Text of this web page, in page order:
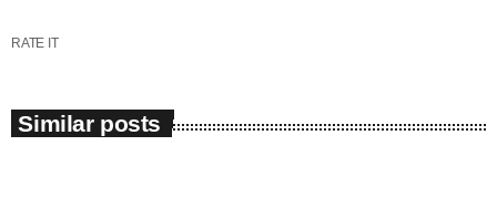
RATE IT
Similar posts